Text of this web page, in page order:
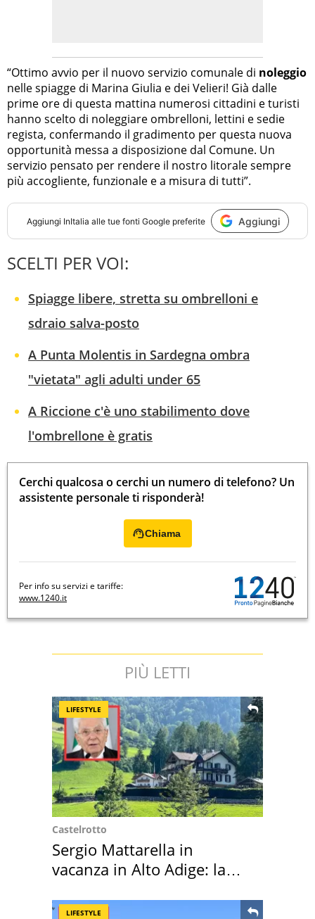
“Ottimo avvio per il nuovo servizio comunale di noleggio
nelle spiagge di Marina Giulia e dei Velieri! Già dalle
prime ore di questa mattina numerosi cittadini e turisti
hanno scelto di noleggiare ombrelloni, lettini e sedie
regista, confermando il gradimento per questa nuova
opportunità messa a disposizione dal Comune. Un
servizio pensato per rendere il nostro litorale sempre
più accogliente, funzionale e a misura di tutti”.
Aggiungi InItalia alle tue fonti Google preferite Aggiungi
SCELTI PER VOI:
Spiagge libere, stretta su ombrelloni e
sdraio salva-posto
A Punta Molentis in Sardegna ombra
"vietata" agli adulti under 65
A Riccione c'è uno stabilimento dove
l'ombrellone è gratis
Cerchi qualcosa o cerchi un numero di telefono? Un
assistente personale ti risponderà!
Chiama
Per info su servizi e tariffe:
www.1240.it
PIÙ LETTI
LIFESTYLE
Castelrotto
Sergio Mattarella in
vacanza in Alto Adige: la
LIFESTYLE